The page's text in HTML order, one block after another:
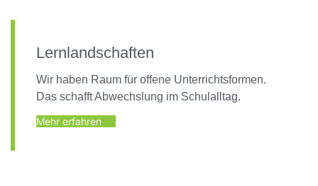
Lernlandschaften
Wir haben Raum für offene Unterrichtsformen.
Das schafft Abwechslung im Schulalltag.
Mehr erfahren